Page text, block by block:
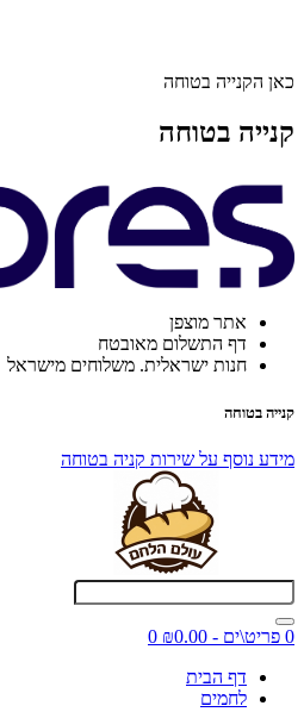
כאן הקנייה בטוחה
קנייה בטוחה
אתר מוצפן
דף התשלום מאובטח
חנות ישראלית. משלוחים מישראל
קנייה בטוחה
מידע נוסף על שירות קניה בטוחה
0 פריט\ים - ₪0.00
0
דף הבית
לחמים